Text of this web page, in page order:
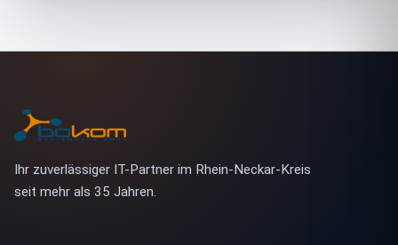
Ihr zuverlässiger IT-Partner im Rhein-Neckar-Kreis
seit mehr als 35 Jahren.